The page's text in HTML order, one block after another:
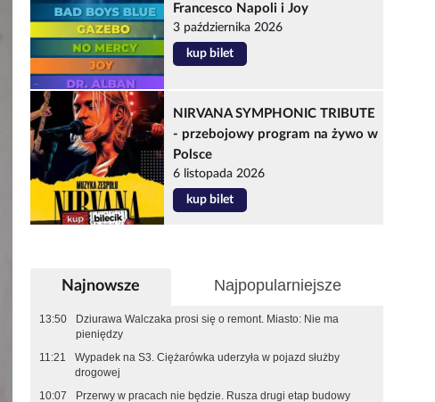
Francesco Napoli i Joy
3 października 2026
kup bilet
NIRVANA SYMPHONIC TRIBUTE
- przebojowy program na żywo w
Polsce
6 listopada 2026
kup bilet
Najnowsze Najpopularniejsze
13:50
Dziurawa Walczaka prosi się o remont. Miasto: Nie ma
pieniędzy
11:21
Wypadek na S3. Ciężarówka uderzyła w pojazd służby
drogowej
10:07
Przerwy w pracach nie będzie. Rusza drugi etap budowy